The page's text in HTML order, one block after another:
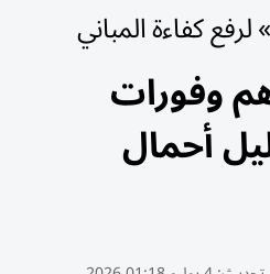
كفاءة المباني
وفورات
أحمال